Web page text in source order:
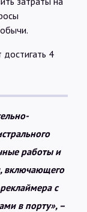
4
работы и
включающего
с
в порту», –